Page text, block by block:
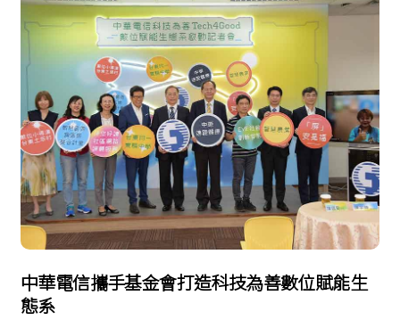
中華電信攜手基金會打造科技為善數位賦能生
態系